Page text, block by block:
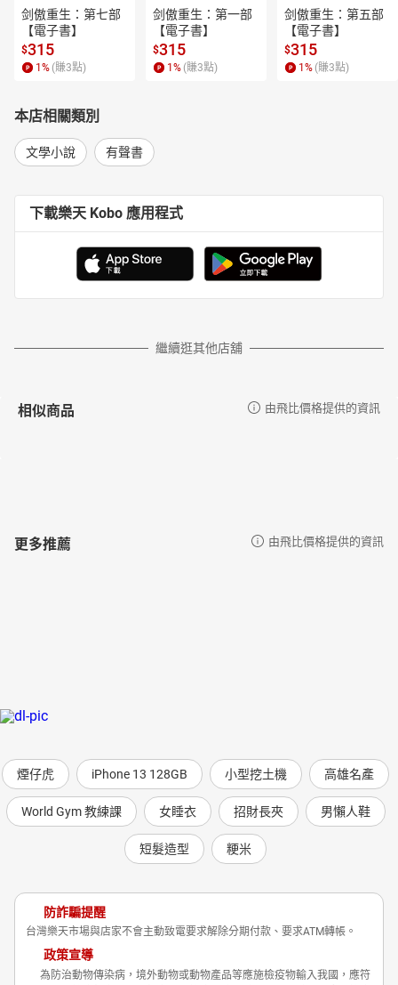
剑傲重生：第七部
【電子書】
$315
1 % (賺3點)
剑傲重生：第一部
【電子書】
$315
1 % (賺3點)
剑傲重生：第五部
【電子書】
$315
1 % (賺3點)
本店相關類別
文學小說 有聲書
下載樂天 Kobo 應用程式
繼續逛其他店舖
相似商品 由飛比價格提供的資訊
更多推薦 由飛比價格提供的資訊
煙仔虎 iPhone 13 128GB 小型挖土機 高雄名產
World Gym 教練課 女睡衣 招財長夾 男懶人鞋
短髮造型 粳米
防詐騙提醒
台灣樂天市場與店家不會主動致電要求解除分期付款、要求ATM轉帳。
政策宣導
為防治動物傳染病，境外動物或動物產品等應施檢疫物輸入我國，應符